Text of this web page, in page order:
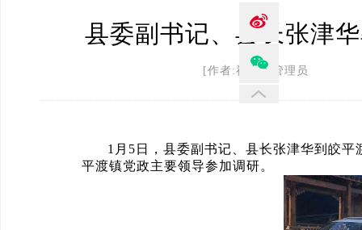
县委副书记、县长张津
[作者:禄劝县管理员 发
1月5日，县委副书记、县长张津华到皎
平渡镇党政主要领导参加调研。